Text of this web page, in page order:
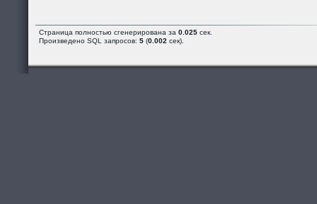
Страница полностью сгенерирована за 0.025 сек.
Произведено SQL запросов: 5 (0.002 сек).